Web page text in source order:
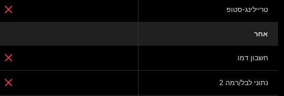
טריילינג-סטופ
אחר
חשבון דמו
נתוני לבל/רמה 2